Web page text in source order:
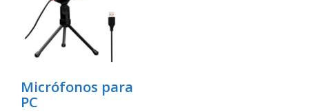
Micrófonos para
PC